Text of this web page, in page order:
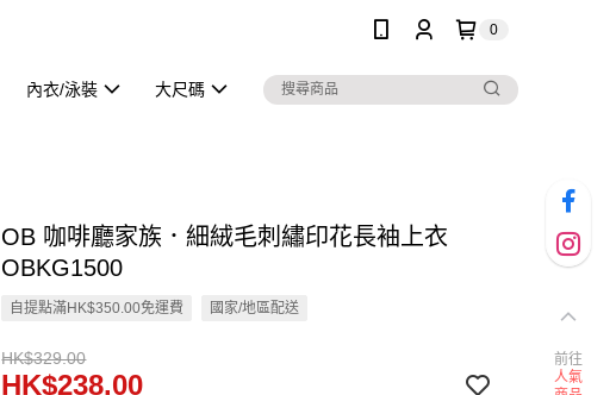
0
內衣/泳裝 大尺碼
OB 咖啡廳家族．細絨毛刺繡印花長袖上衣
OBKG1500
自提點滿HK$350.00免運費 國家/地區配送
HK$329.00
HK$238.00
前往
人氣